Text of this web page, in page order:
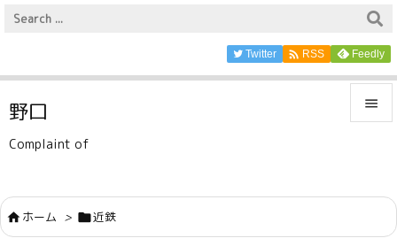

サイド

Twitter  RSS Feedly
野口
Complaint of
ホーム > 近鉄